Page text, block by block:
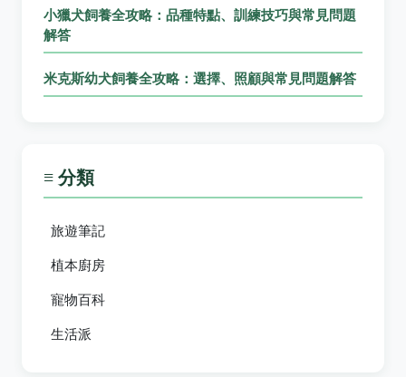
小獵犬飼養全攻略：品種特點、訓練技巧與常見問題
解答
米克斯幼犬飼養全攻略：選擇、照顧與常見問題解答
≡ 分類
旅遊筆記
植本廚房
寵物百科
生活派